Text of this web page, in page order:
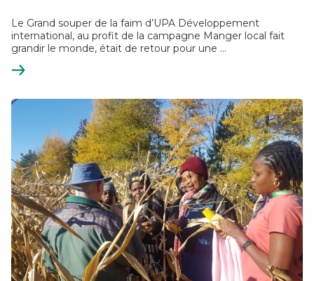
Le Grand souper de la faim d’UPA Développement
international, au profit de la campagne Manger local fait
grandir le monde, était de retour pour une ...
En
plus